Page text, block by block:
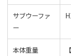
サブウーファ
ー
本体重量